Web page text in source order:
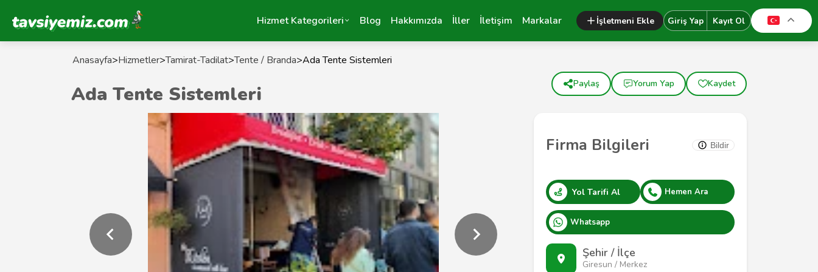
Tavsiyemiz Anasayfa Hizmet Kategorileri Blog Hakkımızda İller İletişim Markalar İşletmeni Ekle Giriş Yap Kayıt Ol
Anasayfa>Hizmetler>Tamirat-Tadilat>Tente / Branda>Ada Tente Sistemleri
Firma Bilgileri Bildir
Yol Tarifi Al Hemen Ara
Whatsapp
Şehir / İlçe
Giresun / Merkez
Ada Tente Sistemleri Paylaş Yorum Yap Kaydet